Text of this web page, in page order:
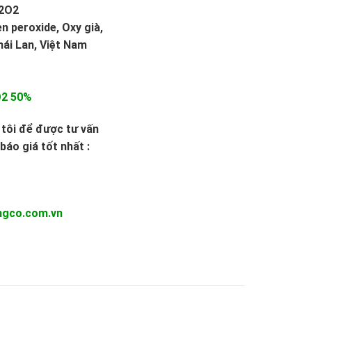
peroxide, Oxy già,
Lan, Việt Nam
50%
tôi để được tư vấn
giá tốt nhất :